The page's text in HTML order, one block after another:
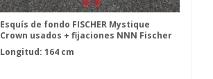
Esquís de fondo FISCHER Mystique
Crown usados + fijaciones NNN Fischer
Control
Longitud: 164 cm